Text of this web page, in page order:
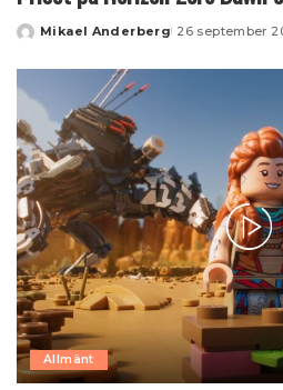
Posted
Mikael Anderberg 26 september
Allmänt